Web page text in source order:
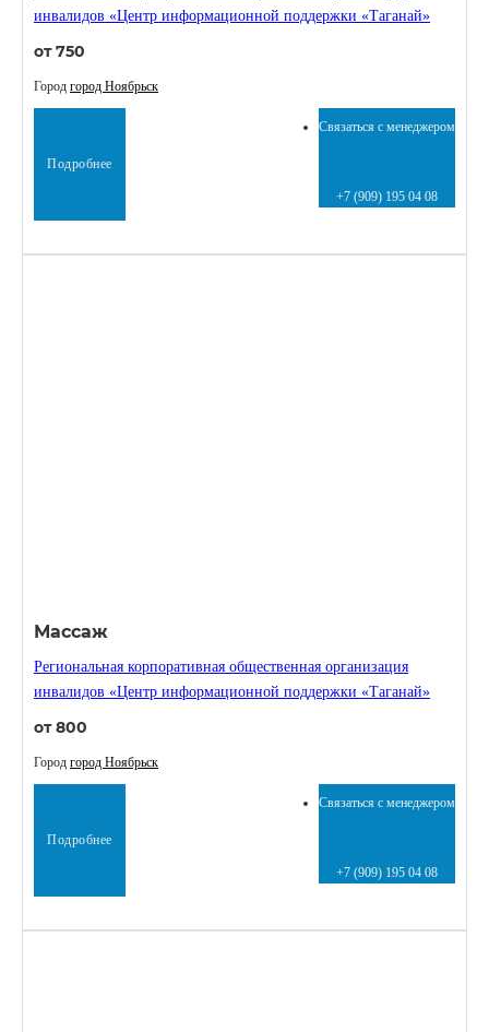
инвалидов «Центр информационной поддержки «Таганай»
от 750
Город город Ноябрьск
Подробнее
Связаться с менеджером
+7 (909) 195 04 08
Массаж
Региональная корпоративная общественная организация
инвалидов «Центр информационной поддержки «Таганай»
от 800
Город город Ноябрьск
Подробнее
Связаться с менеджером
+7 (909) 195 04 08